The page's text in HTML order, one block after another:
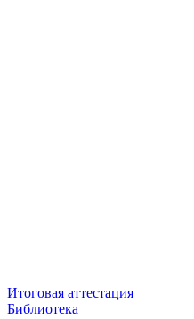
Итоговая аттестация
Библиотека